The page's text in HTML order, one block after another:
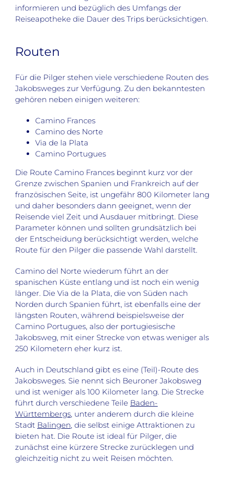
informieren und bezüglich des Umfangs der
Reiseapotheke die Dauer des Trips berücksichtigen.
Routen
Für die Pilger stehen viele verschiedene Routen des
Jakobsweges zur Verfügung. Zu den bekanntesten
gehören neben einigen weiteren:
Camino Frances
Camino des Norte
Via de la Plata
Camino Portugues
Die Route Camino Frances beginnt kurz vor der
Grenze zwischen Spanien und Frankreich auf der
französischen Seite, ist ungefähr 800 Kilometer lang
und daher besonders dann geeignet, wenn der
Reisende viel Zeit und Ausdauer mitbringt. Diese
Parameter können und sollten grundsätzlich bei
der Entscheidung berücksichtigt werden, welche
Route für den Pilger die passende Wahl darstellt.
Camino del Norte wiederum führt an der
spanischen Küste entlang und ist noch ein wenig
länger. Die Via de la Plata, die von Süden nach
Norden durch Spanien führt, ist ebenfalls eine der
längsten Routen, während beispielsweise der
Camino Portugues, also der portugiesische
Jakobsweg, mit einer Strecke von etwas weniger als
250 Kilometern eher kurz ist.
Auch in Deutschland gibt es eine (Teil)-Route des
Jakobsweges. Sie nennt sich Beuroner Jakobsweg
und ist weniger als 100 Kilometer lang. Die Strecke
führt durch verschiedene Teile Baden-
Württembergs, unter anderem durch die kleine
Stadt Balingen, die selbst einige Attraktionen zu
bieten hat. Die Route ist ideal für Pilger, die
zunächst eine kürzere Strecke zurücklegen und
gleichzeitig nicht zu weit Reisen möchten.